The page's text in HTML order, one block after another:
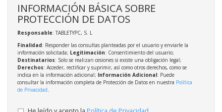
INFORMACIÓN BÁSICA SOBRE
PROTECCIÓN DE DATOS
Responsable: TABLETYPC, S. L
Finalidad: Responder las consultas planteadas por el usuario y enviarle la
información solicitada; Legitimación: Consentimiento del usuario;
Destinatarios: Solo se realizan cesiones si existe una obligación legal;
Derechos: Acceder, rectificar y suprimir, así como otros derechos, como se
indica en la información adicional; Información Adicional: Puede
consultar la información completa de Protección de Datos en nuestra Política
de Privacidad